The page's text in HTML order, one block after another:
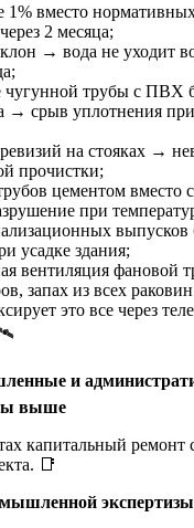
1% вместо
2 месяца;
→ вода не уходит
трубы с ПВХ
→ срыв уплотнения
на стояках →
прочистки;
цементом вместо
при
выпусков
усадке здания;
вентиляция фановой
запах из всех
это все через
🛰️
и
выше
капитальный ремонт
📑